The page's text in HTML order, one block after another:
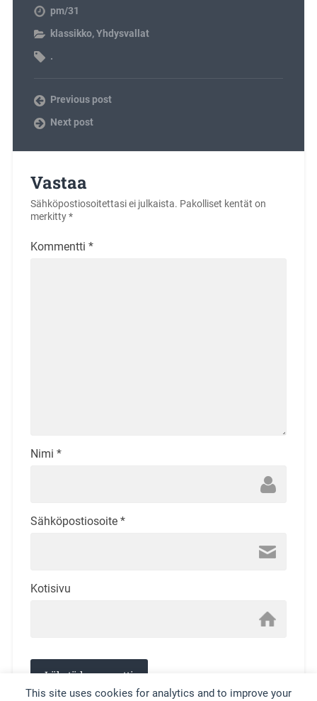
This site uses cookies for analytics and to improve your
pm/31
klassikko,Yhdysvallat
.
Previous post
Next post
Vastaa
Sähköpostiosoitettasi ei julkaista. Pakolliset kentät on
merkitty*
Kommentti *
Nimi *
Sähköpostiosoite *
Kotisivu